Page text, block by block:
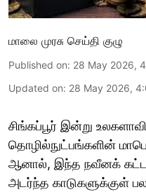
மாலை முரசு செய்தி குழு
Published on: 28 May 2026,
Updated on: 28 May 2026,
சிங்கப்பூர் இன்று
தொழில்நுட்பங்களின்
ஆனால், இந்த நவீனக்
அடர்ந்த காடுகளுக்குள்